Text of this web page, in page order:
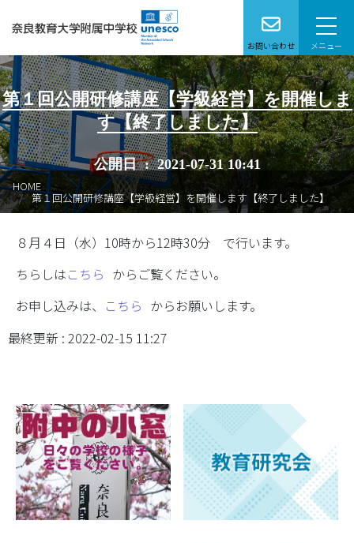
お問い合わせ メニュー
本校で学びたい方へ
学校案内
学校生活
特別支援学級
教育研究
在校生保護者の皆様へ
育桜会
教育後援会
第１回公開研修講座【学級経営】を開催しま
す【終了しました】
公開日 : 2021-07-31 10:41
HOME
第１回公開研修講座【学級経営】を開催します【終了しました】
８月４日（水）10時から12時30分 で行います。
ちらしはこちら からご覧ください。
お申し込みは、 こちら からお願いします。
最終更新 : 2022-02-15 11:27